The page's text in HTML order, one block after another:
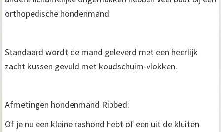
orthopedische hondenmand.
Standaard wordt de mand geleverd met een heerlijk
zacht kussen gevuld met koudschuim-vlokken.
Afmetingen hondenmand Ribbed:
Of je nu een kleine rashond hebt of een uit de kluiten